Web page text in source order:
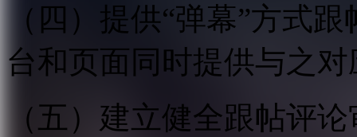
（四）提供“弹幕”方式
台和页面同时提供与之
（五）建立健全跟帖评